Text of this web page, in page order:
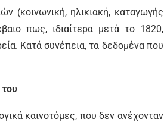
(κοινωνική, ηλικιακή, καταγωγής
πως, ιδιαίτερα μετά το 1820,
Κατά συνέπεια, τα δεδομένα που
καινοτόμες, που δεν ανέχονταν